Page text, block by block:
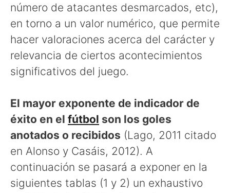
número de atacantes desmarcados, etc),
en torno a un valor numérico, que permite
hacer valoraciones acerca del carácter y
relevancia de ciertos acontecimientos
significativos del juego.
El mayor exponente de indicador de
éxito en el fútbol son los goles
anotados o recibidos (Lago, 2011 citado
en Alonso y Casáis, 2012). A
continuación se pasará a exponer en la
siguientes tablas (1 y 2) un exhaustivo